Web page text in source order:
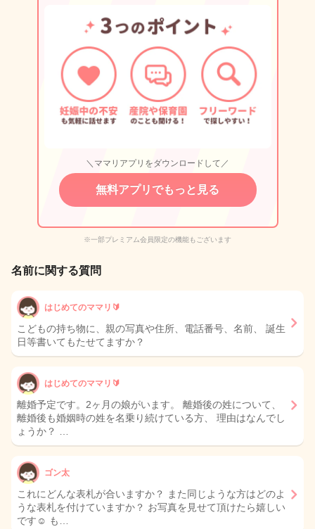
＼ママリアプリをダウンロードして／
無料アプリでもっと見る
※一部プレミアム会員限定の機能もございます
名前に関する質問
はじめてのママリ🔰
こどもの持ち物に、親の写真や住所、電話番号、名前、 誕生
日等書いてもたせてますか？
はじめてのママリ🔰
離婚予定です。2ヶ月の娘がいます。 離婚後の姓について、
離婚後も婚姻時の姓を名乗り続けている方、 理由はなんでし
ょうか？ …
ゴン太
これにどんな表札が合いますか？ また同じような方はどのよ
うな表札を付けていますか？ お写真を見せて頂けたら嬉しい
です☺️ も…